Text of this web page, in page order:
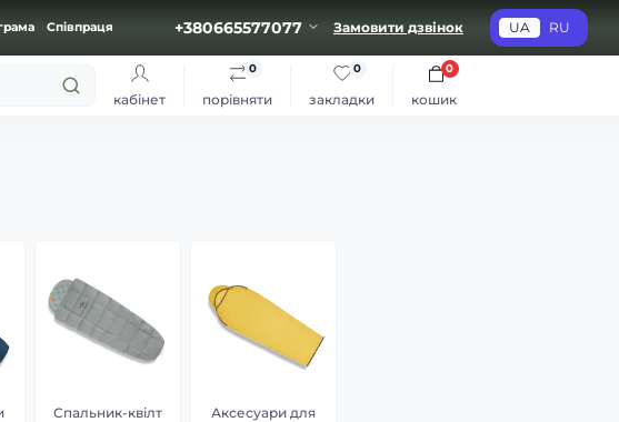
Співпраця +380665577077 Замовити дзвінок UA RU
кабінет
порівняти
0
закладки
0
кошик
0
Спальник-квілт
Аксесуари для